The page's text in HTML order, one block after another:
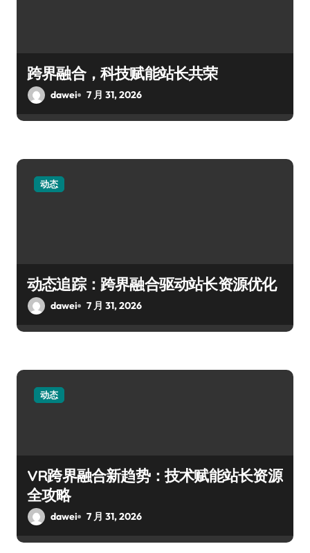
跨界融合，科技赋能站长共荣
dawei 7 月 31, 2026
动态
动态追踪：跨界融合驱动站长资源优化
dawei 7 月 31, 2026
动态
VR跨界融合新趋势：技术赋能站长资源
全攻略
dawei 7 月 31, 2026